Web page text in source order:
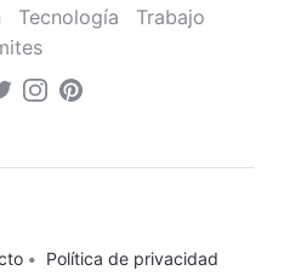
Tecnología
Trabajo
• Política de privacidad